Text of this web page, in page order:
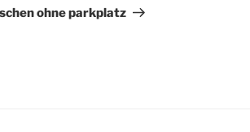
Beitrag
ohne parkplatz